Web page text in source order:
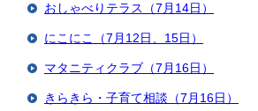
おしゃべりテラス（7月14日）
にこにこ（7月12日、15日）
マタニティクラブ（7月16日）
きらきら・子育て相談（7月16日）